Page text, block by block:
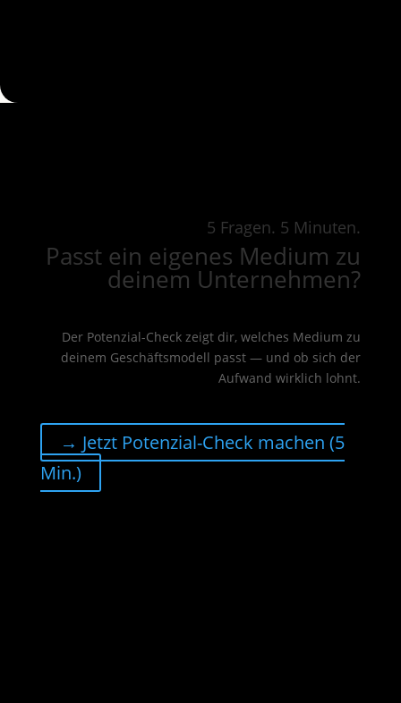
5 Fragen. 5 Minuten.
Passt ein eigenes Medium zu
deinem Unternehmen?
Der Potenzial-Check zeigt dir, welches Medium zu
deinem Geschäftsmodell passt — und ob sich der
Aufwand wirklich lohnt.
→ Jetzt Potenzial-Check machen (5
Min.)